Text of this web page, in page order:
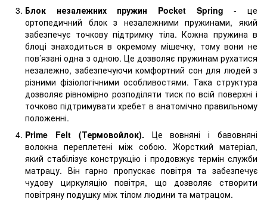
Блок незалежних пружин Pocket Spring - це
ортопедичний блок з незалежними пружинами, який
забезпечує точкову підтримку тіла. Кожна пружина в
блоці знаходиться в окремому мішечку, тому вони не
пов’язані одна з одною. Це дозволяє пружинам рухатися
незалежно, забезпечуючи комфортний сон для людей з
різними фізіологічними особливостями. Така структура
дозволяє рівномірно розподіляти тиск по всій поверхні і
точково підтримувати хребет в анатомічно правильному
положенні.
Prime Felt (Термовойлок). Це вовняні і бавовняні
волокна переплетені між собою. Жорсткий матеріал,
який стабілізує конструкцію і продовжує термін служби
матрацу. Він гарно пропускає повітря та забезпечує
чудову циркуляцію повітря, що дозволяє створити
повітряну подушку між тілом людини та матрацом.